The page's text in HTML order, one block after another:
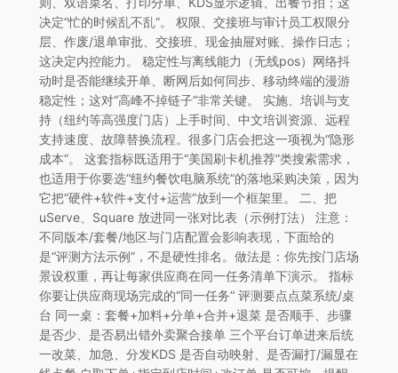
决定“忙的时候乱不乱”。 权限、交接班与审计员工权限分
层、作废/退单审批、交接班、现金抽屉对账、操作日志；
这决定内控能力。 稳定性与离线能力（无线pos）网络抖
动时是否能继续开单、断网后如何同步、移动终端的漫游
稳定性；这对“高峰不掉链子”非常关键。 实施、培训与支
持（纽约等高强度门店）上手时间、中文培训资源、远程
支持速度、故障替换流程。很多门店会把这一项视为“隐形
成本”。 这套指标既适用于“美国刷卡机推荐”类搜索需求，
也适用于你要选“纽约餐饮电脑系统”的落地采购决策，因为
它把“硬件+软件+支付+运营”放到一个框架里。 二、把
uServe、Square 放进同一张对比表（示例打法） 注意：
不同版本/套餐/地区与门店配置会影响表现，下面给的
是“评测方法示例”，不是硬性排名。做法是：你先按门店场
景设权重，再让每家供应商在同一任务清单下演示。 指标
你要让供应商现场完成的“同一任务” 评测要点点菜系统/桌
台 同一桌：套餐+加料+分单+合并+退菜 是否顺手、步骤
是否少、是否易出错外卖聚合接单 三个平台订单进来后统
一改菜、加急、分发KDS 是否自动映射、是否漏打/漏显在